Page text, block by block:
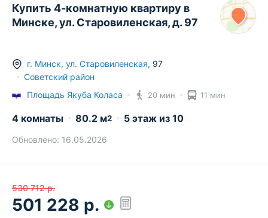
Купить 4-комнатную квартиру в
Минске, ул. Старовиленская, д. 97
г. Минск, ул. Старовиленская, 97
Советский район
Площадь Якуба Коласа
20 мин 11 мин
4 комнаты 80.2 м2 5 этаж из 10
Обновлено: 16.05.2026
530 712 р.
501 228 р.